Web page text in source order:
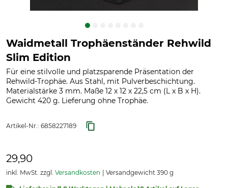
Waidmetall Trophäenständer Rehwild
Slim Edition
Für eine stilvolle und platzsparende Präsentation der
Rehwild-Trophäe. Aus Stahl, mit Pulverbeschichtung.
Materialstärke 3 mm. Maße 12 x 12 x 22,5 cm (L x B x H).
Gewicht 420 g. Lieferung ohne Trophäe.
Artikel-Nr.: 6858227189
29,90
inkl. MwSt. zzgl. Versandkosten Versandgewicht 390 g